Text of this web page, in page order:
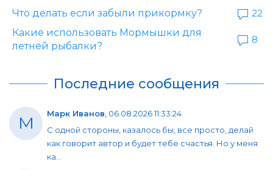
Что делать если забыли прикормку?
22
Какие использовать Мормышки для
летней рыбалки?
8
Последние сообщения
М Марк Иванов 06.08.2026 11:33:24
С одной стороны, казалось бы, все просто, делай
как говорит автор и будет тебе счастья. Но у меня
ка...